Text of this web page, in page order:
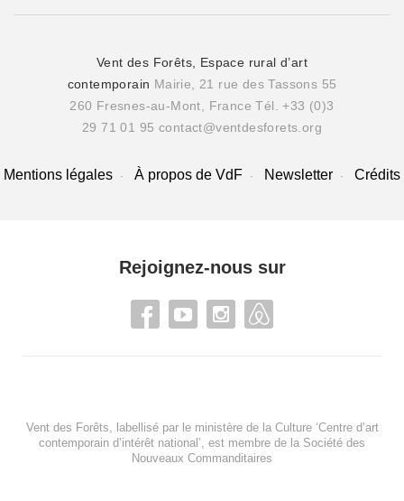
Vent des Forêts, Espace rural d’art
contemporain Mairie, 21 rue des Tassons 55
260 Fresnes-au-Mont, France Tél. +33 (0)3
29 71 01 95 contact@ventdesforets.org
Mentions légales À propos de VdF Newsletter Crédits
Rejoignez-nous sur
Vent des Forêts, labellisé par le ministère de la Culture ‘Centre d’art
contemporain d’intérêt national’, est membre de la Société des
Nouveaux Commanditaires